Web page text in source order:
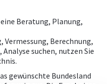
Beratung, Planung,
Berechnung,
suchen, nutzen Sie
gewünschte Bundesland